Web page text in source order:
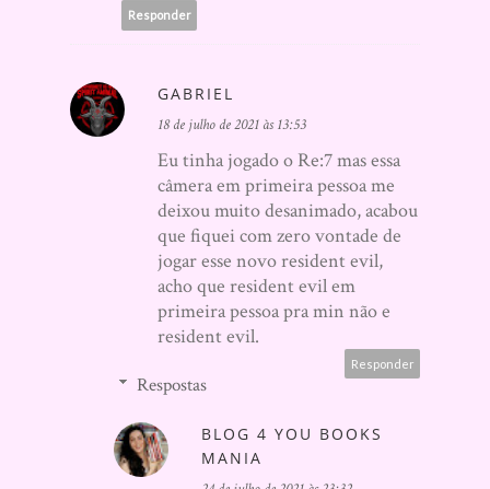
Responder
GABRIEL
18 de julho de 2021 às 13:53
Eu tinha jogado o Re:7 mas essa
câmera em primeira pessoa me
deixou muito desanimado, acabou
que fiquei com zero vontade de
jogar esse novo resident evil,
acho que resident evil em
primeira pessoa pra min não e
resident evil.
Responder
Respostas
BLOG 4 YOU BOOKS
MANIA